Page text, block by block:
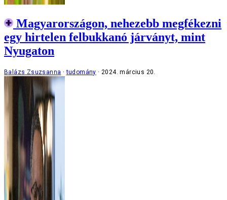
Magyarországon, nehezebb megfékezni
egy hirtelen felbukkanó járványt, mint
Nyugaton
Balázs Zsuzsanna tudomány 2024. március 20.